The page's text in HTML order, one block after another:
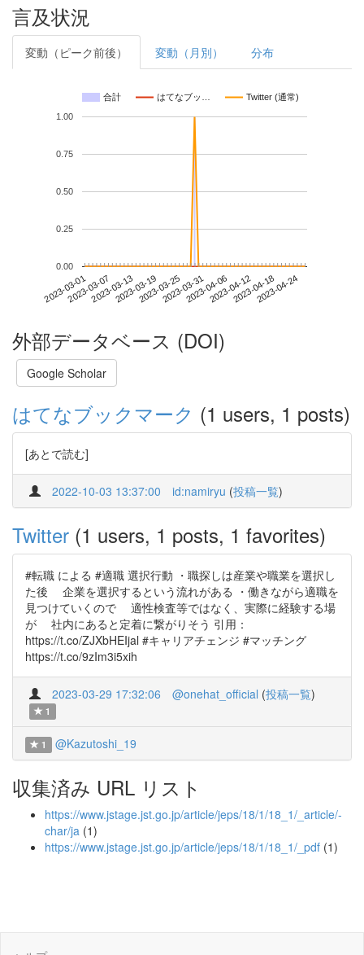
言及状況
変動（ピーク前後） 変動（月別） 分布
合計 はてなブッ… Twitter (通常)
2023-03-012023-03-072023-03-132023-03-192023-03-252023-03-312023-04-062023-04-122023-04-182023-04-24
0.00
0.25
0.50
0.75
1.00
外部データベース (DOI)
Google Scholar
はてなブックマーク (1 users, 1 posts)
[あとで読む]
2022-10-03 13:37:00 id:namiryu (投稿一覧)
Twitter (1 users, 1 posts, 1 favorites)
#転職 による #適職 選択行動 ・職探しは産業や職業を選択し
た後 企業を選択するという流れがある ・働きながら適職を
見つけていくので 適性検査等ではなく、実際に経験する場
が 社内にあると定着に繋がりそう 引用：
https://t.co/ZJXbHEIjal #キャリアチェンジ #マッチング
https://t.co/9zIm3i5xih
2023-03-29 17:32:06 @onehat_official (投稿一覧)
1
1 @Kazutoshi_19
収集済み URL リスト
https://www.jstage.jst.go.jp/article/jeps/18/1/18_1/_article/-
char/ja (1)
https://www.jstage.jst.go.jp/article/jeps/18/1/18_1/_pdf (1)